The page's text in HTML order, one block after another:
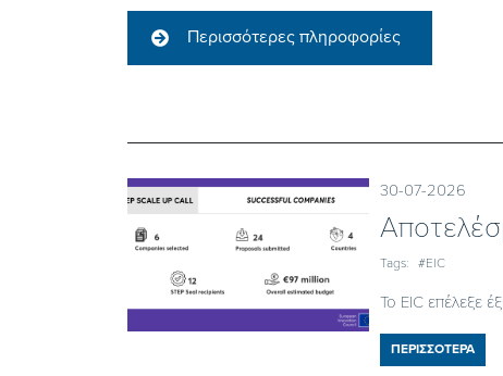
Περισσότερες πληροφορίες
30-07-2026
Tags: #EIC
Το EIC επέλεξε
ΠΕΡΙΣΣΟΤΕΡΑ